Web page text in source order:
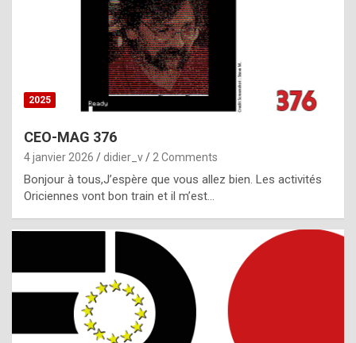
s
t
o
r
p
e
c
i
l
2025
CEO-MAG 376
4 janvier 2026 didier_v 2 Comments
Bonjour à tous,J’espère que vous allez bien. Les activités
Oriciennes vont bon train et il m’est…